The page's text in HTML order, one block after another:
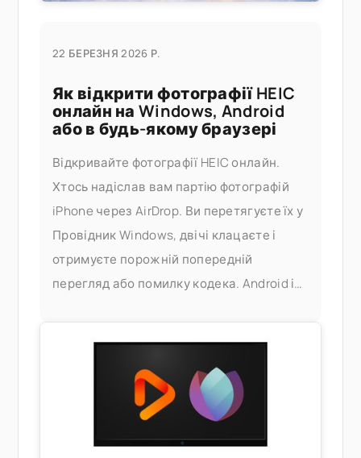
22 БЕРЕЗНЯ 2026 Р.
Як відкрити фотографії HEIC
онлайн на Windows, Android
або в будь-якому браузері
Відкривайте фотографії HEIC онлайн.
Хтось надіслав вам партію фотографій
iPhone через AirDrop. Ви перетягуєте їх у
Провідник Windows, двічі клацаєте і
отримуєте порожній попередній
перегляд або помилку кодека. Android і
або купівля стороннього